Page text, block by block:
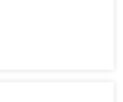
ბოჭკოვანი